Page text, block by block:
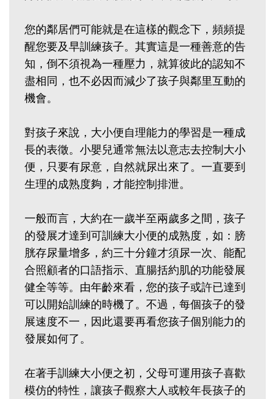
您的鄰居們可能就是在這樣的觀念下，頻頻提
醒您要及早訓練孩子。其實這是一種善意的告
知，倒不須視為一種壓力，就算彼此的認知不
盡相同，也不必因而減少了孩子與鄰里互動的
機會。
對孩子來說，大小便自理能力的學習是一種成
長的表徵。小嬰兒通常無法以意志去控制大小
便，只要有尿意，自然就尿出來了。一直要到
生理的成熟度夠，才能控制排泄。
一般而言，大約在一歲半至兩歲多之間，孩子
的發展才達到可訓練大小便的成熟度，如：膀
胱存尿量增多，約三十分鐘才須尿一次、能配
合照顧者的口語指示、直腸括約肌的功能發展
健全等等。由年齡來看，您的孩子或許已達到
可以開始訓練的時機了。不過，每個孩子的發
展速度不一，因此還要再看您孩子個別能力的
發展如何了。
在著手訓練大小便之初，父母可運用孩子喜歡
模仿的特性，讓孩子觀察大人或較年長孩子的